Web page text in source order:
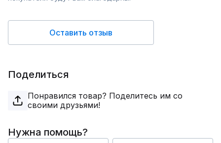
Оставить отзыв
Поделиться
Понравился товар? Поделитесь им со
своими друзьями!
Нужна помощь?